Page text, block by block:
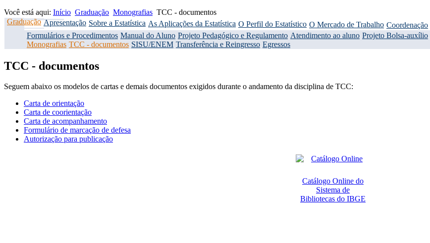
Você está aqui: Início Graduação Monografias TCC - documentos
Graduação Apresentação Sobre a Estatística As Aplicações da Estatística O Perfil do Estatístico O Mercado de Trabalho Coordenação
Formulários e Procedimentos Manual do Aluno Projeto Pedagógico e Regulamento Atendimento ao aluno Projeto Bolsa-auxílio
Monografias TCC - documentos SISU/ENEM Transferência e Reingresso Egressos
TCC - documentos
Seguem abaixo os modelos de cartas e demais documentos exigidos durante o andamento da disciplina de TCC:
Carta de orientação
Carta de coorientação
Carta de acompanhamento
Formulário de marcação de defesa
Autorização para publicação
Catálogo Online do
Sistema de
Bibliotecas do IBGE